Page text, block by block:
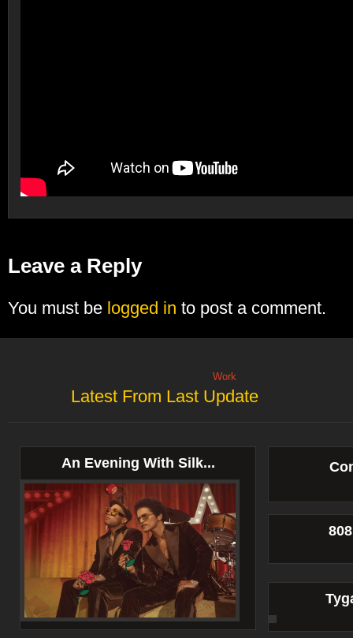
Leave a Reply
You must be logged in to post a comment.
Work
Latest From Last Update
An Evening With Silk...